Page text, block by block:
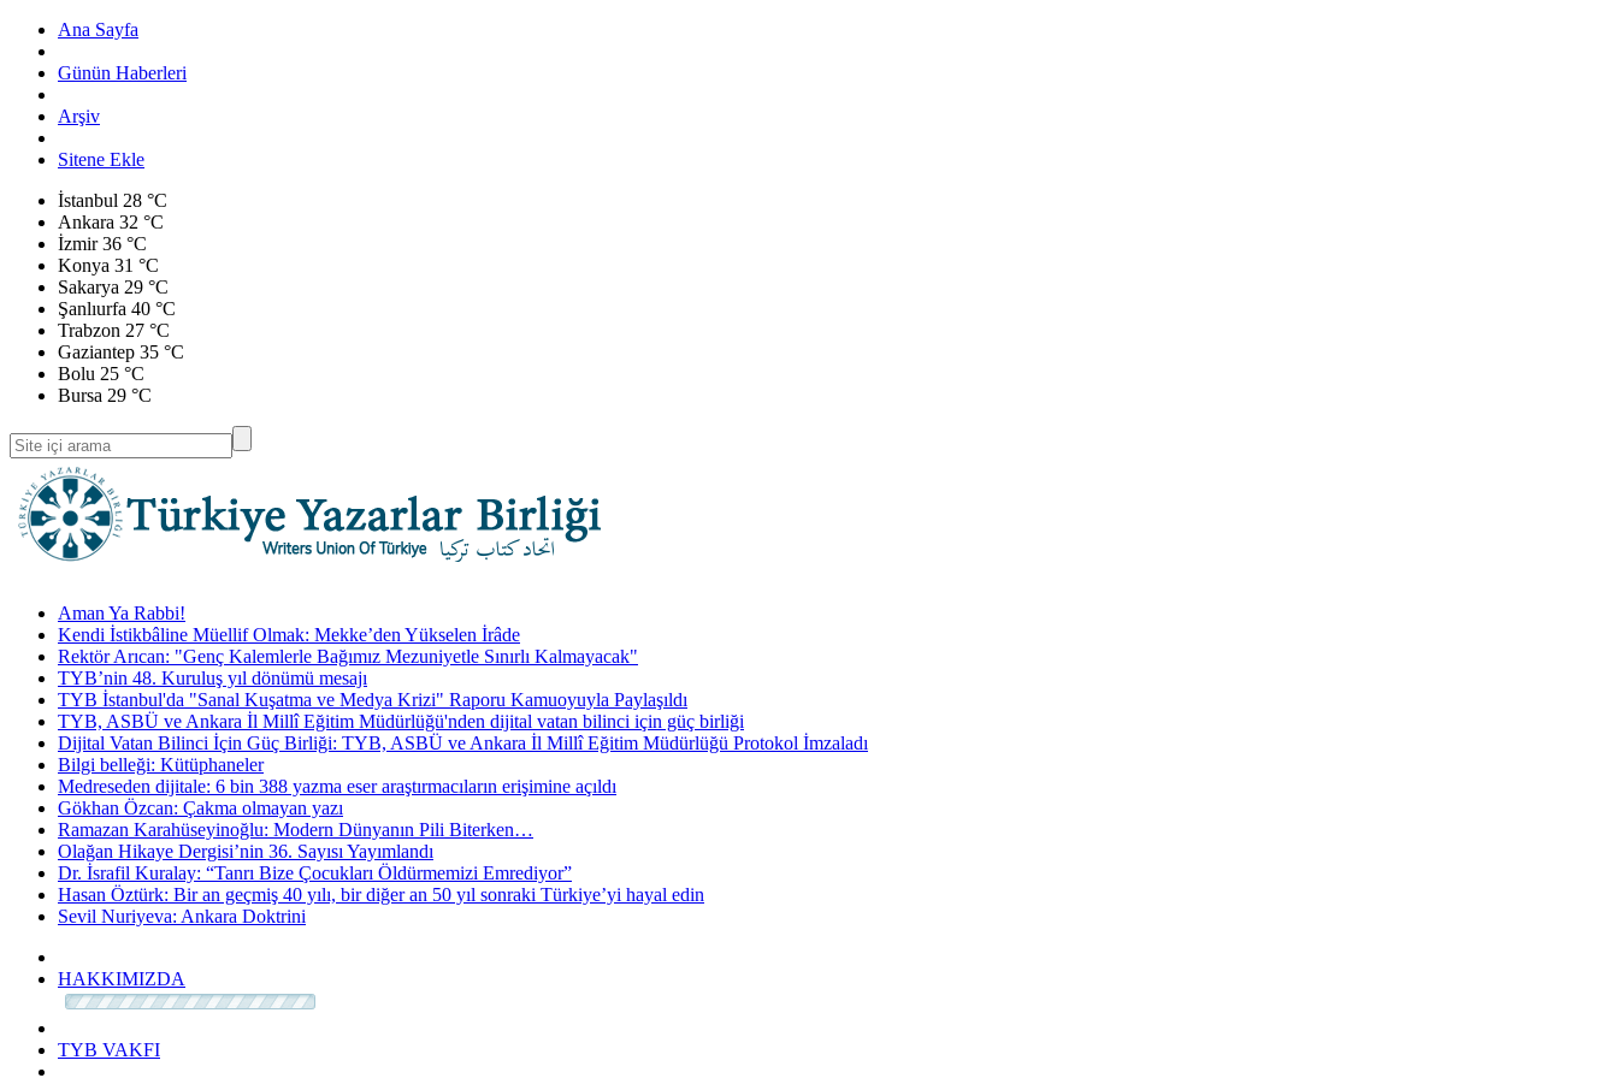
Ana Sayfa
Günün Haberleri
Arşiv
Sitene Ekle
İstanbul 28 °C
Ankara 32 °C
İzmir36 °C
Konya 31 °C
Sakarya 29 °C
Şanlıurfa 40 °C
Trabzon 27 °C
Gaziantep 35 °C
Bolu 25 °C
Bursa 29 °C
Aman Ya Rabbi!
Kendi İstikbâline Müellif Olmak: Mekke’den Yükselen İrâde
Rektör Arıcan: "Genç Kalemlerle Bağımız Mezuniyetle Sınırlı Kalmayacak"
TYB’nin 48. Kuruluş yıl dönümü mesajı
TYB İstanbul'da "Sanal Kuşatma ve Medya Krizi" Raporu Kamuoyuyla Paylaşıldı
TYB, ASBÜ ve Ankara İl Millî Eğitim Müdürlüğü'nden dijital vatan bilinci için güç birliği
Dijital Vatan Bilinci İçin Güç Birliği: TYB, ASBÜ ve Ankara İl Millî Eğitim Müdürlüğü Protokol İmzaladı
Bilgi belleği: Kütüphaneler
Medreseden dijitale: 6 bin 388 yazma eser araştırmacıların erişimine açıldı
Gökhan Özcan: Çakma olmayan yazı
Ramazan Karahüseyinoğlu: Modern Dünyanın Pili Biterken…
Olağan Hikaye Dergisiʼnin 36. Sayısı Yayımlandı
Dr. İsrafil Kuralay: “Tanrı Bize Çocukları Öldürmemizi Emrediyor”
Hasan Öztürk: Bir an geçmiş 40 yılı, bir diğer an 50 yıl sonraki Türkiye’yi hayal edin
Sevil Nuriyeva: Ankara Doktrini
HAKKIMIZDA
TYB VAKFI